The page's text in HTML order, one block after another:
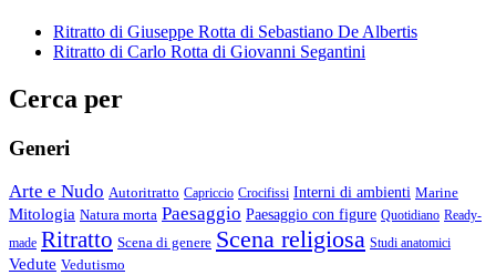
Ritratto di Giuseppe Rotta di Sebastiano De Albertis
Ritratto di Carlo Rotta di Giovanni Segantini
Cerca per
Generi
Arte e Nudo Autoritratto Capriccio Crocifissi Interni di ambienti Marine
Mitologia Natura morta Paesaggio Paesaggio con figure Quotidiano Ready-
made Ritratto Scena di genere Scena religiosa Studi anatomici
Vedute Vedutismo